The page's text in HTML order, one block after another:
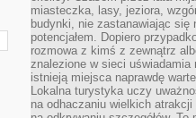
miasteczka, lasy, jeziora,
budynki, nie zastanawiając się
potencjałem. Dopiero
rozmowa z kimś z zewnątrz
znalezione w sieci uświadamia
istnieją miejsca naprawdę
Lokalna turystyka uczy
na odhaczaniu wielkich